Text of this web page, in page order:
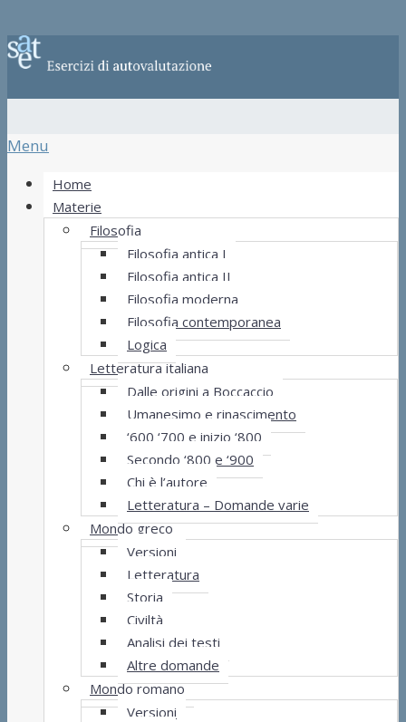
Menu
Home
Materie
Filosofia
Filosofia antica I
Filosofia antica II
Filosofia moderna
Filosofia contemporanea
Logica
Letteratura italiana
Dalle origini a Boccaccio
Umanesimo e rinascimento
‘600 ‘700 e inizio ‘800
Secondo ‘800 e ‘900
Chi è l’autore
Letteratura – Domande varie
Mondo greco
Versioni
Letteratura
Storia
Civiltà
Analisi dei testi
Altre domande
Mondo romano
Versioni